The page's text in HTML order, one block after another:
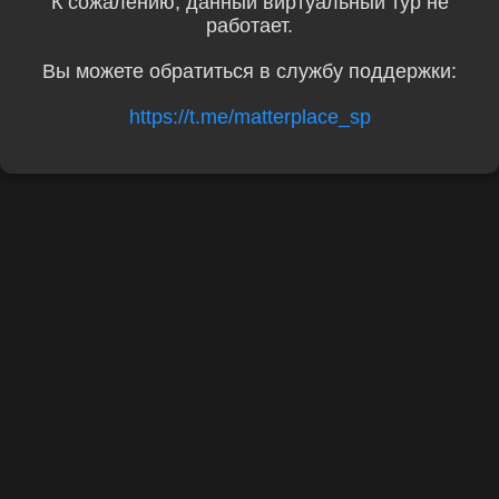
работает.
Вы можете обратиться в службу поддержки:
https://t.me/matterplace_sp